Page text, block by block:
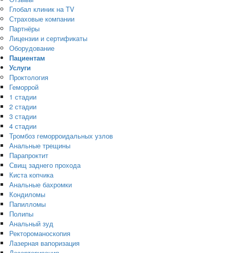
Глобал клиник на TV
Страховые компании
Партнёры
Лицензии и сертификаты
Оборудование
Пациентам
Услуги
Проктология
Геморрой
1 стадии
2 стадии
3 стадии
4 стадии
Тромбоз геморроидальных узлов
Анальные трещины
Парапроктит
Свищ заднего прохода
Киста копчика
Анальные бахромки
Кондиломы
Папилломы
Полипы
Анальный зуд
Ректороманоскопия
Лазерная вапоризация